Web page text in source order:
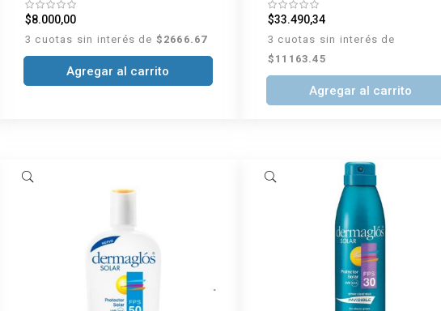
$8.000,00
3 cuotas sin interés de $2666.67
Agregar al carrito
$33.490,34
3 cuotas sin interés de
$11163.45
Agregar al carrito